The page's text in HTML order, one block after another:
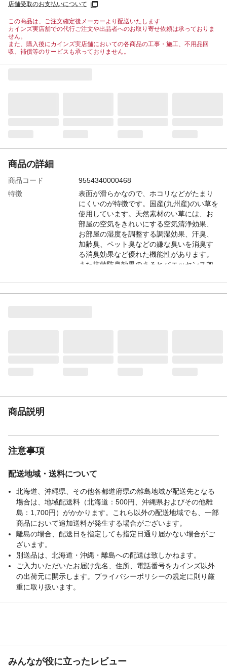
店舗受取のお支払いについて
この商品は、ご注文確定後メーカーより配送いたします
カインズ実店舗での代行ご注文や出品者へのお取り寄せ依頼は承っておりま
せん。
また、購入後にカインズ実店舗においての各商品の工事・施工、不用品回
収、補償等のサービスも承っておりません。
商品の詳細
商品コード
9554340000468
特徴
表面が滑らかなので、ホコリなどがたまり
にくいのが特徴です。国産(九州産)のい草を
使用しています。天然素材のい草には、お
部屋の空気をきれいにする空気清浄効果、
お部屋の湿度を調整する調湿効果、汗臭、
加齢臭、ペット臭などの嫌な臭いを消臭す
る消臭効果など優れた機能性があります。
また抗菌防臭効果のあるヒバエッセンス加
商品説明
注意事項
配送地域・送料について
北海道、沖縄県、その他各都道府県の離島地域が配送先となる
場合は、地域配送料（北海道：500円、沖縄県およびその他離
島：1,700円）がかかります。これら以外の配送地域でも、一部
商品において追加送料が発生する場合がございます。
離島の場合、配送日を指定しても指定日通り届かない場合がご
ざいます。
別送品は、北海道・沖縄・離島への配送は致しかねます。
ご入力いただいたお届け先名、住所、電話番号をカインズ以外
の出荷元に開示します。プライバシーポリシーの規定に則り厳
重に取り扱います。
みんなが役に立ったレビュー